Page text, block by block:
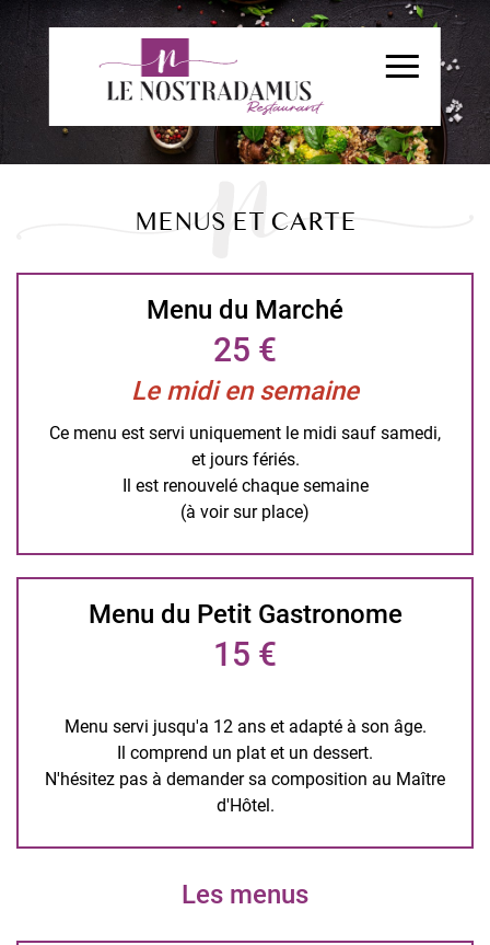
MENUS ET CARTE
Menu du Marché
25 €
Le midi en semaine
Ce menu est servi uniquement le midi sauf samedi,
et jours fériés.
Il est renouvelé chaque semaine
(à voir sur place)
Menu du Petit Gastronome
15 €
Menu servi jusqu'a 12 ans et adapté à son âge.
Il comprend un plat et un dessert.
N'hésitez pas à demander sa composition au Maître
d'Hôtel.
Les menus